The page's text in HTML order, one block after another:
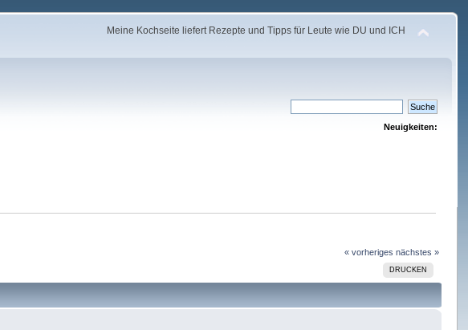
Meine Kochseite liefert Rezepte und Tipps für Leute wie DU und ICH
Neuigkeiten:
« vorheriges nächstes »
DRUCKEN